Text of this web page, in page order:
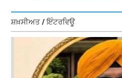
ਸ਼ਖ਼ਸੀਅਤ / ਇੰਟਰਵਿਊ